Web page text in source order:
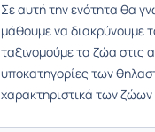
Σε αυτή την ενότητα θα
μάθουμε να διακρύνουμε
ταξινομούμε τα ζώα στις
υποκατηγορίες των
χαρακτηριστικά των